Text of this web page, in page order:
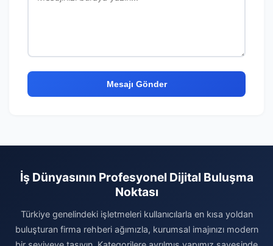
Mesajı Gönder
İş Dünyasının Profesyonel Dijital Buluşma
Noktası
Türkiye genelindeki işletmeleri kullanıcılarla en kısa yoldan
buluşturan firma rehberi ağımızla, kurumsal imajınızı modern